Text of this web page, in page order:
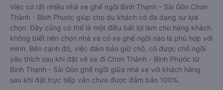
Việc có rất nhiều nhà xe ghế ngồi Bình Thạnh - Sài Gòn Chơn
Thành - Bình Phước giúp cho du khách có đa dạng sự lựa
chọn. Đây cũng có thể là một điều bất lợi làm cho hàng khách
không biết nên chọn nhà xe có xe ghế ngồi nào là phù hợp với
mình. Bên cạnh đó, việc đảm bảo giữ chỗ, có được chỗ ngồi
yêu thích sau khi đặt vé xe đi Chơn Thành - Bình Phước từ
Bình Thạnh - Sài Gòn ghế ngồi giữa nhà xe với khách hàng
sau khi đặt trực tiếp vẫn chưa được đảm bảo 100%.